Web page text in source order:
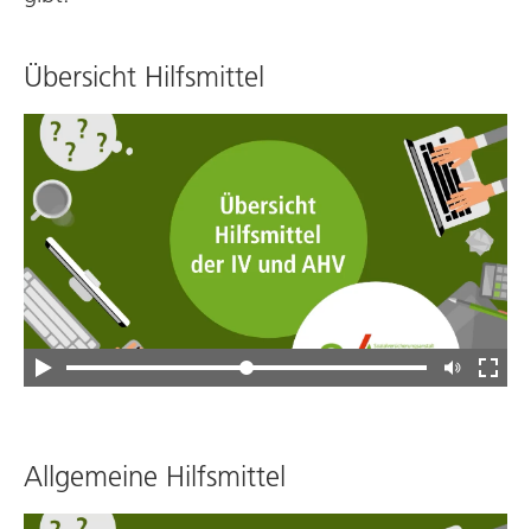
Übersicht Hilfsmittel
Allgemeine Hilfsmittel